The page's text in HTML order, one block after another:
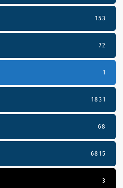
153
72
1
1831
68
6815
3